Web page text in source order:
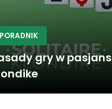
PORADNIK
gry w pasjans